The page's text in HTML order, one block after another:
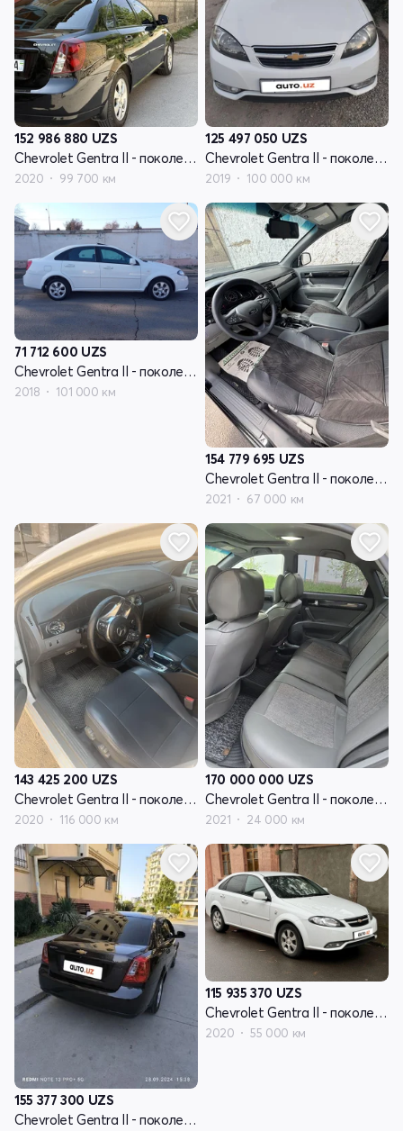
152 986 880 UZS
Chevrolet Gentra II - поколение
2020 99 700 км
125 497 050 UZS
Chevrolet Gentra II - поколение
2019 100 000 км
71 712 600 UZS
Chevrolet Gentra II - поколение
2018 101 000 км
154 779 695 UZS
Chevrolet Gentra II - поколение
2021 67 000 км
143 425 200 UZS
Chevrolet Gentra II - поколение
2020 116 000 км
170 000 000 UZS
Chevrolet Gentra II - поколение
2021 24 000 км
155 377 300 UZS
Chevrolet Gentra II - поколение
115 935 370 UZS
Chevrolet Gentra II - поколение
2020 55 000 км